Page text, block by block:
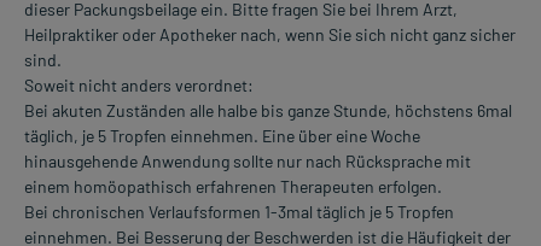
dieser Packungsbeilage ein. Bitte fragen Sie bei Ihrem Arzt,
Heilpraktiker oder Apotheker nach, wenn Sie sich nicht ganz sicher
sind.
Soweit nicht anders verordnet:
Bei akuten Zuständen alle halbe bis ganze Stunde, höchstens 6mal
täglich, je 5 Tropfen einnehmen. Eine über eine Woche
hinausgehende Anwendung sollte nur nach Rücksprache mit
einem homöopathisch erfahrenen Therapeuten erfolgen.
Bei chronischen Verlaufsformen 1-3mal täglich je 5 Tropfen
einnehmen. Bei Besserung der Beschwerden ist die Häufigkeit der